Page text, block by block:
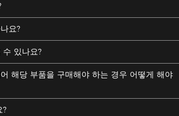
요?
수 있나요?
해당 부품을 구매해야 하는 경우 어떻게 해야
?